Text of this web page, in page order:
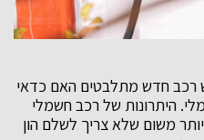
רכב חדש מתלבטים האם כדאי
היתרונות של רכב חשמלי
משום שלא צריך לשלם הון